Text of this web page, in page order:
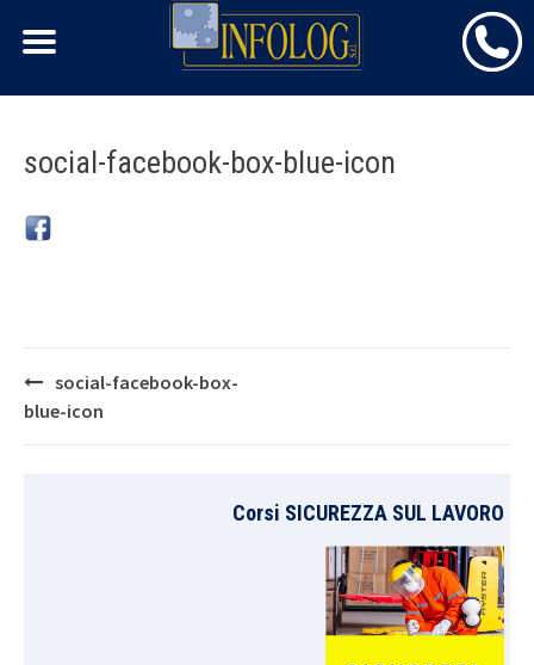
Skip
content
social-facebook-box-blue-icon
Post
navigation
social-facebook-box-
blue-icon
Corsi SICUREZZA SUL LAVORO